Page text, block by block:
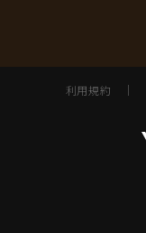
利用規約 ｜